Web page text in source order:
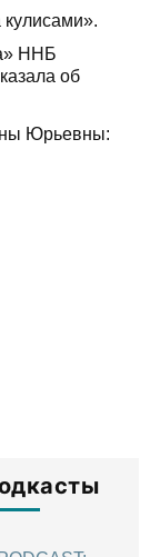
кулисами».
ННБ
об
Юрьевны: